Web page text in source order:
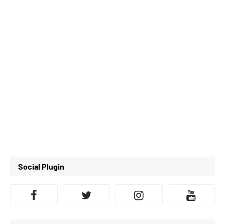
Social Plugin